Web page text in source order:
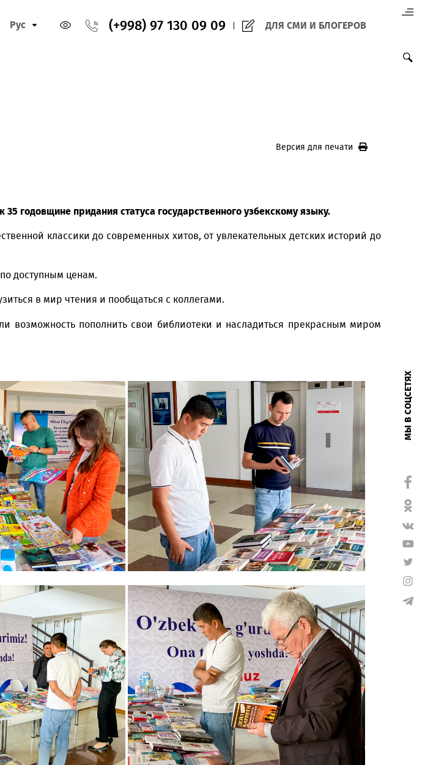
Рус (+998) 97 130 09 09 ДЛЯ СМИ И
к 35 годовщине придания статуса государственного узбекскому языку.
их по доступным ценам.
погрузиться в мир чтения и пообщаться с коллегами.
имели возможность пополнить свои библиотеки и насладиться